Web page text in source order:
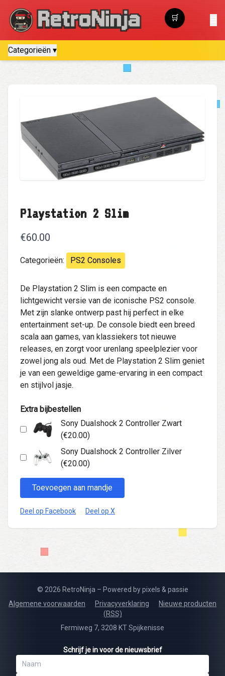
Categorieën ▾
🛒
Winkelwagen
Playstation 2 Slim
€60.00
Categorieën: PS2 Consoles
De Playstation 2 Slim is een compacte en
lichtgewicht versie van de iconische PS2 console.
Met zijn slanke ontwerp past hij perfect in elke
entertainment set-up. De console biedt een breed
scala aan games, van klassiekers tot nieuwe
releases, en zorgt voor urenlang speelplezier voor
zowel jong als oud. Met de Playstation 2 Slim geniet
je van een geweldige game-ervaring in een compact
en stijlvol jasje.
Extra bijbestellen
Sony Dualshock 2 Controller Zwart
(€20.00)
Sony Dualshock 2 Controller Zilver
(€20.00)
Toevoegen aan mandje
Deel op Facebook Deel op X
© 2026 RetroNinja – Powered by pixels & passie
Algemene voorwaarden
Privacyverklaring
Nieuwe producten
(RSS)
Fermiweg 7, 3208 KT Spijkenisse
Schrijf je in voor de nieuwsbrief